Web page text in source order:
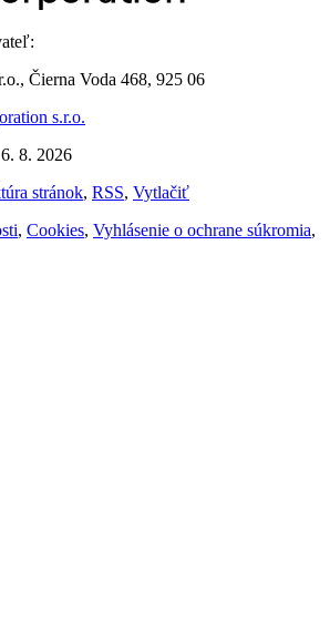
Čierna Voda 468, 925 06
s.r.o.
8. 2026
stránok, RSS, Vytlačiť
, Cookies, Vyhlásenie o ochrane súkromia,